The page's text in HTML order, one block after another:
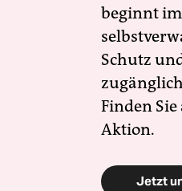
beginnt
Schutz
Finden
Aktion.
Jetzt